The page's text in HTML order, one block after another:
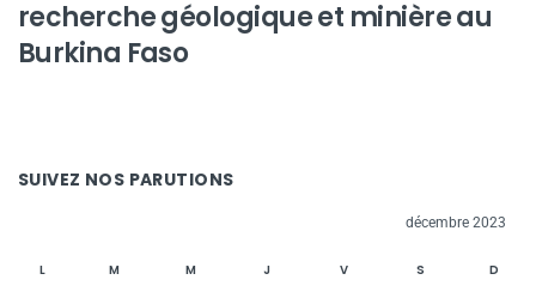
recherche géologique et minière au
Burkina Faso
SUIVEZ NOS PARUTIONS
décembre 2023
L M M J V S D